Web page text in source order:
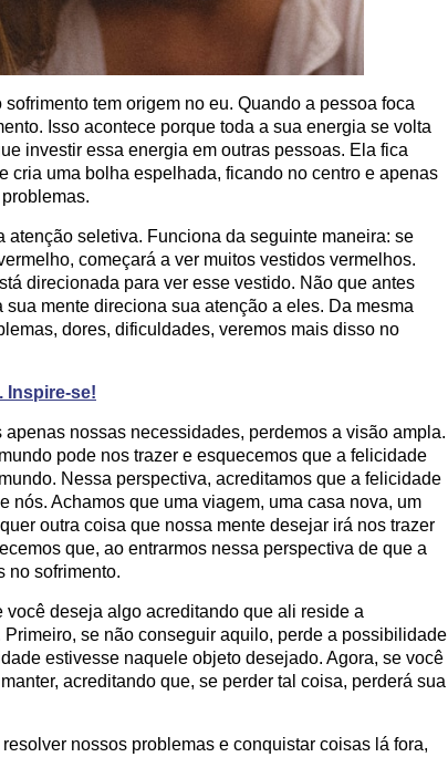
tem origem no eu. Quando a pessoa foca
Isso acontece porque toda a sua energia se volta
investir essa energia em outras pessoas. Ela fica
cria uma bolha espelhada, ficando no centro e apenas
atenção seletiva. Funciona da seguinte maneira: se
começará a ver muitos vestidos vermelhos.
direcionada para ver esse vestido. Não que antes
mente direciona sua atenção a eles. Da mesma
dores, dificuldades, veremos mais disso no
Inspire-se!
apenas nossas necessidades, perdemos a visão ampla.
pode nos trazer e esquecemos que a felicidade
Nessa perspectiva, acreditamos que a felicidade
nós. Achamos que uma viagem, uma casa nova, um
outra coisa que nossa mente desejar irá nos trazer
que, ao entrarmos nessa perspectiva de que a
no sofrimento.
você deseja algo acreditando que ali reside a
se não conseguir aquilo, perde a possibilidade
estivesse naquele objeto desejado. Agora, se você
acreditando que, se perder tal coisa, perderá sua
nossos problemas e conquistar coisas lá fora,